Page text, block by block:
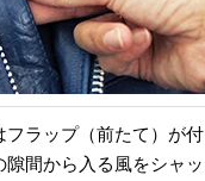
ラップ（前たて）が付
間から入る風をシャッ